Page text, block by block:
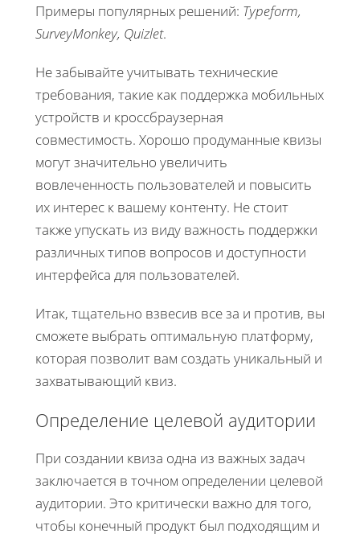
Примеры популярных решений: Typeform,
SurveyMonkey, Quizlet.
Не забывайте учитывать технические
требования, такие как поддержка мобильных
устройств и кроссбраузерная
совместимость. Хорошо продуманные квизы
могут значительно увеличить
вовлеченность пользователей и повысить
их интерес к вашему контенту. Не стоит
также упускать из виду важность поддержки
различных типов вопросов и доступности
интерфейса для пользователей.
Итак, тщательно взвесив все за и против, вы
сможете выбрать оптимальную платформу,
которая позволит вам создать уникальный и
захватывающий квиз.
Определение целевой аудитории
При создании квиза одна из важных задач
заключается в точном определении целевой
аудитории. Это критически важно для того,
чтобы конечный продукт был подходящим и